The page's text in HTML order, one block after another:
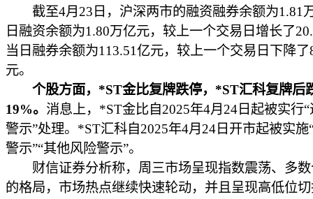
截至4月23日，沪深两市的融资融券余额为1.81
日融资余额为1.80万亿元，较上一个交易日增长了
当日融券余额为113.51亿元，较上一个交易日下降了
元。
个股方面，*ST金比复牌跌停，*ST汇科复牌后
19%。 消息上，*ST金比自2025年4月24日起被实行
警示”处理。*ST汇科自2025年4月24日开市起被实施
警示”“其他风险警示”。
财信证券分析称，周三市场呈现指数震荡、多数
的格局，市场热点继续快速轮动，并且呈现高低位